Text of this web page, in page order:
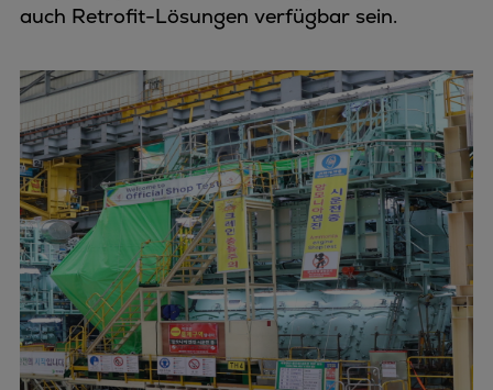
auch Retrofit-Lösungen verfügbar sein.